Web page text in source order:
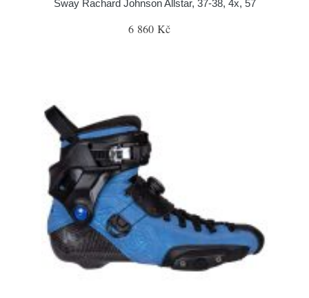
Sway Rachard Johnson Allstar, 37-38, 4x, 57
6 860 Kč